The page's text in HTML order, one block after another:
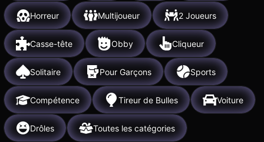
Horreur Multijoueur 2 Joueurs
Casse-tête Obby Cliqueur
Solitaire Pour Garçons Sports
Compétence Tireur de Bulles Voiture
Drôles Toutes les catégories